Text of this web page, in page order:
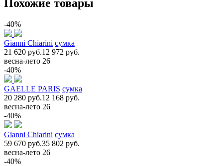
Похожие товары
-40%
Gianni Chiarini сумка
21 620 руб.12 972 руб.
весна-лето 26
-40%
GAELLE PARIS сумка
20 280 руб.12 168 руб.
весна-лето 26
-40%
Gianni Chiarini сумка
59 670 руб.35 802 руб.
весна-лето 26
-40%